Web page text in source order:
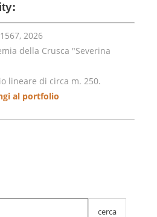
2026
della Crusca "Severina
lineare di circa m. 250.
al portfolio